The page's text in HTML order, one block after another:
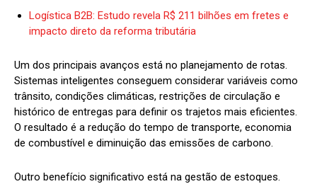
Logística B2B: Estudo revela R$ 211 bilhões em fretes e
impacto direto da reforma tributária
Um dos principais avanços está no planejamento de rotas.
Sistemas inteligentes conseguem considerar variáveis como
trânsito, condições climáticas, restrições de circulação e
histórico de entregas para definir os trajetos mais eficientes.
O resultado é a redução do tempo de transporte, economia
de combustível e diminuição das emissões de carbono.
Outro benefício significativo está na gestão de estoques.